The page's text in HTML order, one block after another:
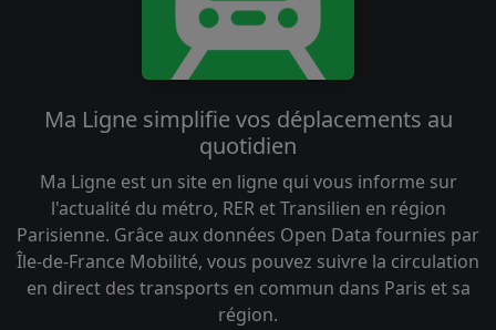
Ma Ligne simplifie vos déplacements au
quotidien
Ma Ligne est un site en ligne qui vous informe sur
l'actualité du métro, RER et Transilien en région
Parisienne. Grâce aux données Open Data fournies par
Île-de-France Mobilité, vous pouvez suivre la circulation
en direct des transports en commun dans Paris et sa
région.